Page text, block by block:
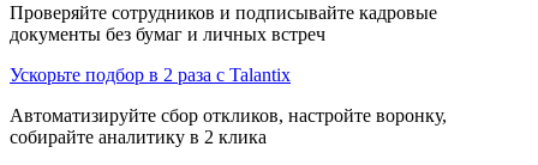
Проверяйте сотрудников и подписывайте кадровые
документы без бумаг и личных встреч
Ускорьте подбор в 2 раза с Talantix
Автоматизируйте сбор откликов, настройте воронку,
собирайте аналитику в 2 клика